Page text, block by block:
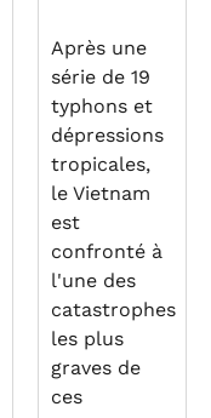
Après une
série de 19
typhons et
dépressions
tropicales,
le Vietnam
est
confronté à
l'une des
catastrophes
les plus
graves de
ces